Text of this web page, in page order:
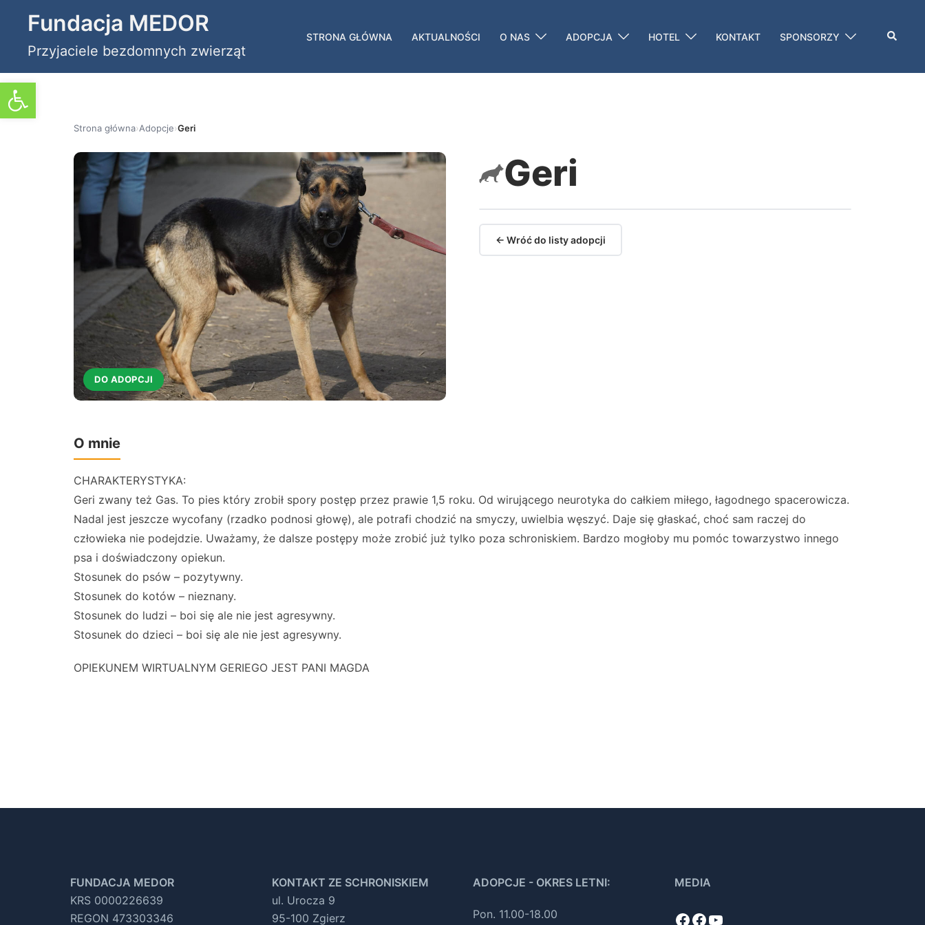
Otwórz pasek narzędzi
treści
Fundacja MEDOR
Przyjaciele bezdomnych zwierząt
STRONA GŁÓWNA AKTUALNOŚCI O NAS ADOPCJA HOTEL KONTAKT SPONSORZY Szukaj
Strona główna›Adopcje›Geri
DO ADOPCJI
Geri
← Wróć do listy adopcji
O mnie
CHARAKTERYSTYKA:
Geri zwany też Gas. To pies który zrobił spory postęp przez prawie 1,5 roku. Od wirującego neurotyka do całkiem miłego, łagodnego spacerowicza.
Nadal jest jeszcze wycofany (rzadko podnosi głowę), ale potrafi chodzić na smyczy, uwielbia węszyć. Daje się głaskać, choć sam raczej do
człowieka nie podejdzie. Uważamy, że dalsze postępy może zrobić już tylko poza schroniskiem. Bardzo mogłoby mu pomóc towarzystwo innego
psa i doświadczony opiekun.
Stosunek do psów – pozytywny.
Stosunek do kotów – nieznany.
Stosunek do ludzi – boi się ale nie jest agresywny.
Stosunek do dzieci – boi się ale nie jest agresywny.
OPIEKUNEM WIRTUALNYM GERIEGO JEST PANI MAGDA
FUNDACJA MEDOR
KRS 0000226639
REGON 473303346
KONTAKT ZE SCHRONISKIEM
ul. Urocza 9
95-100 Zgierz
ADOPCJE - OKRES LETNI:
Pon. 11.00-18.00
MEDIA
Facebook
Facebook
YouTube